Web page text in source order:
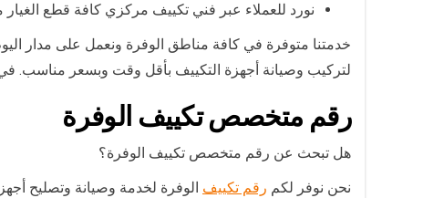
نورد للعملاء عبر فني تكييف مركزي كافة قطع
خدمتنا متوفرة في كافة مناطق الوفرة ونعمل على مدار
لتركيب وصيانة أجهزة التكييف بأقل وقت وبسعر مناسب.
رقم متخصص تكييف الوفرة
هل تبحث عن رقم متخصص تكييف الوفرة؟
نحن نوفر لكم رقم تكييف الوفرة لخدمة وصيانة وتصليح